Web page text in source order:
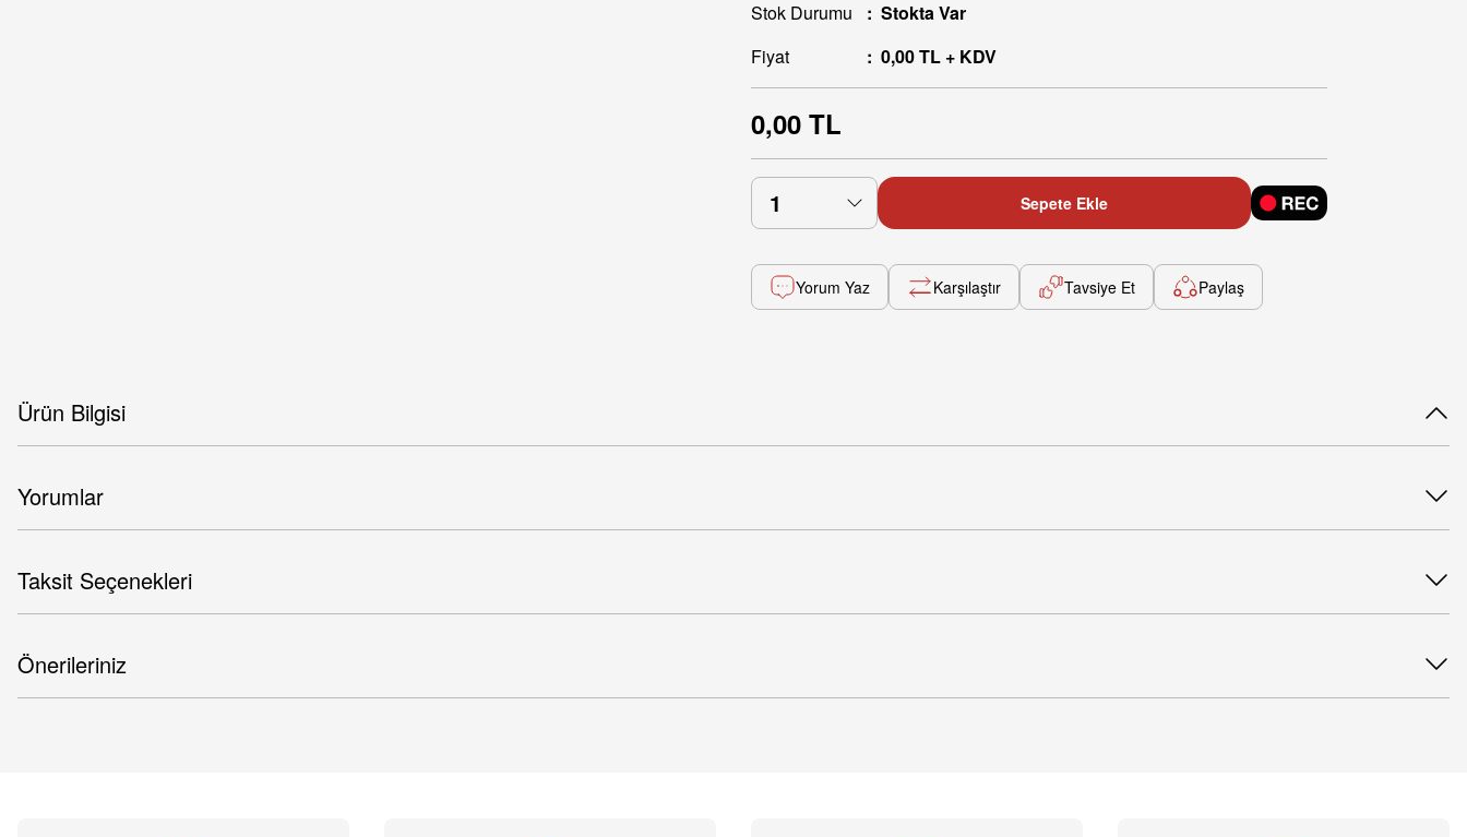
Stok Durumu
Stokta Var
Fiyat
0,00 TL + KDV
0,00 TL
Sepete Ekle
Yorum Yaz Karşılaştır Tavsiye Et Paylaş
Ürün Bilgisi
Yorumlar
Taksit Seçenekleri
Önerileriniz